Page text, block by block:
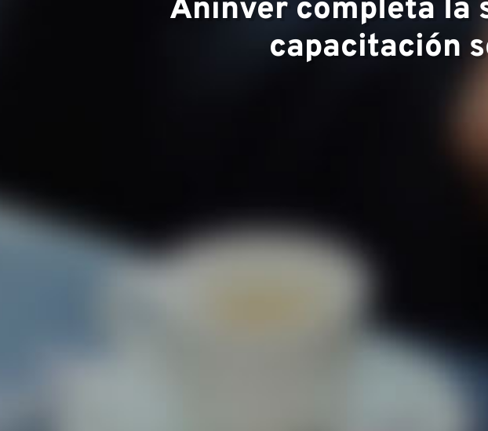
Equipo
Aninver completa la
capacitación